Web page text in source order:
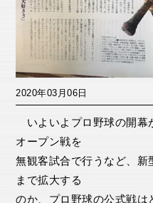
2020年03月06日
いよいよプロ野球の開幕
オープン戦を
無観客試合で行うなど、新
まで拡大する
のか、プロ野球の公式戦